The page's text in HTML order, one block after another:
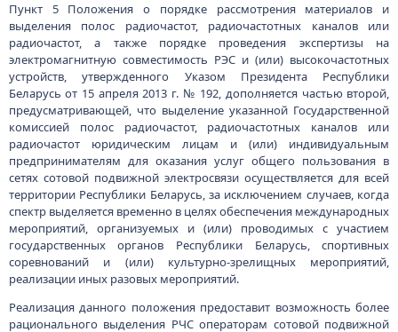
Пункт 5 Положения о порядке рассмотрения материалов и
выделения полос радиочастот, радиочастотных каналов или
радиочастот, а также порядке проведения экспертизы на
электромагнитную совместимость РЭС и (или) высокочастотных
устройств, утвержденного Указом Президента Республики
Беларусь от 15 апреля 2013 г. № 192, дополняется частью второй,
предусматривающей, что выделение указанной Государственной
комиссией полос радиочастот, радиочастотных каналов или
радиочастот юридическим лицам и (или) индивидуальным
предпринимателям для оказания услуг общего пользования в
сетях сотовой подвижной электросвязи осуществляется для всей
территории Республики Беларусь, за исключением случаев, когда
спектр выделяется временно в целях обеспечения международных
мероприятий, организуемых и (или) проводимых с участием
государственных органов Республики Беларусь, спортивных
соревнований и (или) культурно-зрелищных мероприятий,
реализации иных разовых мероприятий.
Реализация данного положения предоставит возможность более
рационального выделения РЧС операторам сотовой подвижной